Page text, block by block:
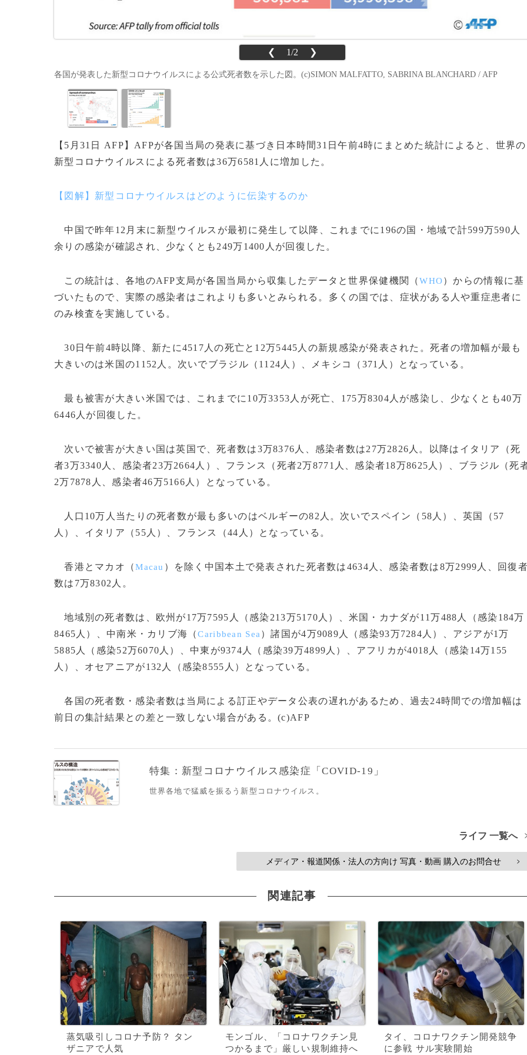
❮ 1/2 ❯
各国が発表した新型コロナウイルスによる公式死者数を示した図。(c)SIMON MALFATTO, SABRINA BLANCHARD / AFP
【5月31日 AFP】AFPが各国当局の発表に基づき日本時間31日午前4時にまとめた統計によると、世界の
新型コロナウイルスによる死者数は36万6581人に増加した。
【図解】新型コロナウイルスはどのように伝染するのか
中国で昨年12月末に新型ウイルスが最初に発生して以降、これまでに196の国・地域で計599万590人
余りの感染が確認され、少なくとも249万1400人が回復した。
この統計は、各地のAFP支局が各国当局から収集したデータと世界保健機関（WHO）からの情報に基
づいたもので、実際の感染者はこれよりも多いとみられる。多くの国では、症状がある人や重症患者に
のみ検査を実施している。
30日午前4時以降、新たに4517人の死亡と12万5445人の新規感染が発表された。死者の増加幅が最も
大きいのは米国の1152人。次いでブラジル（1124人）、メキシコ（371人）となっている。
最も被害が大きい米国では、これまでに10万3353人が死亡、175万8304人が感染し、少なくとも40万
6446人が回復した。
次いで被害が大きい国は英国で、死者数は3万8376人、感染者数は27万2826人。以降はイタリア（死
者3万3340人、感染者23万2664人）、フランス（死者2万8771人、感染者18万8625人）、ブラジル（死
2万7878人、感染者46万5166人）となっている。
人口10万人当たりの死者数が最も多いのはベルギーの82人。次いでスペイン（58人）、英国（57
人）、イタリア（55人）、フランス（44人）となっている。
香港とマカオ（Macau ）を除く中国本土で発表された死者数は4634人、感染者数は8万2999人、回復
数は7万8302人。
地域別の死者数は、欧州が17万7595人（感染213万5170人）、米国・カナダが11万488人（感染184万
8465人）、中南米・カリブ海（Caribbean Sea ）諸国が4万9089人（感染93万7284人）、アジアが1万
5885人（感染52万6070人）、中東が9374人（感染39万4899人）、アフリカが4018人（感染14万155
人）、オセアニアが132人（感染8555人）となっている。
各国の死者数・感染者数は当局による訂正やデータ公表の遅れがあるため、過去24時間での増加幅は
前日の集計結果との差と一致しない場合がある。(c)AFP
特集：新型コロナウイルス感染症「COVID-19」
世界各地で猛威を振るう新型コロナウイルス。
ライフ 一覧へ
メディア・報道関係・法人の方向け 写真・動画 購入のお問合せ >
関連記事
蒸気吸引しコロナ予防？ タン
ザニアで人気
モンゴル、「コロナワクチン見
つかるまで」厳しい規制維持へ
タイ、コロナワクチン開発競争
に参戦 サル実験開始